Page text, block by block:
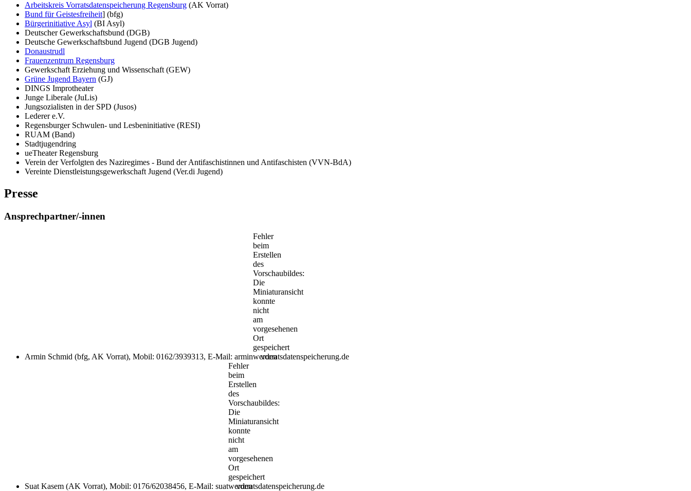
Arbeitskreis Vorratsdatenspeicherung Regensburg (AK Vorrat)
Bund für Geistesfreiheit] (bfg)
Bürgerinitiative Asyl (BI Asyl)
Deutscher Gewerkschaftsbund (DGB)
Deutsche Gewerkschaftsbund Jugend (DGB Jugend)
Donaustrudl
Frauenzentrum Regensburg
Gewerkschaft Erziehung und Wissenschaft (GEW)
Grüne Jugend Bayern (GJ)
DINGS Improtheater
Junge Liberale (JuLis)
Jungsozialisten in der SPD (Jusos)
Lederer e.V.
Regensburger Schwulen- und Lesbeninitiative (RESI)
RUAM (Band)
Stadtjugendring
ueTheater Regensburg
Verein der Verfolgten des Naziregimes - Bund der Antifaschistinnen und Antifaschisten (VVN-BdA)
Vereinte Dienstleistungsgewerkschaft Jugend (Ver.di Jugend)
Presse
Ansprechpartner/-innen
Armin Schmid (bfg, AK Vorrat), Mobil: 0162/3939313, E-Mail: armin
Fehler
beim
Erstellen
des
Vorschaubildes:
Die
Miniaturansicht
konnte
nicht
am
vorgesehenen
Ort
gespeichert
werden
vorratsdatenspeicherung.de
Suat Kasem (AK Vorrat), Mobil: 0176/62038456, E-Mail: suat
Fehler
beim
Erstellen
des
Vorschaubildes:
Die
Miniaturansicht
konnte
nicht
am
vorgesehenen
Ort
gespeichert
werden
vorratsdatenspeicherung.de